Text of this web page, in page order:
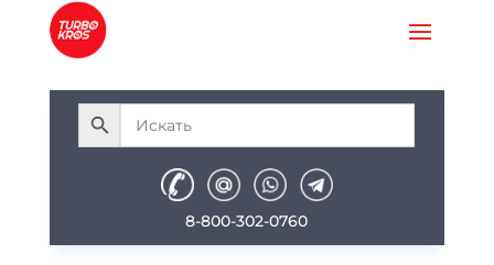
8-800-302-0760